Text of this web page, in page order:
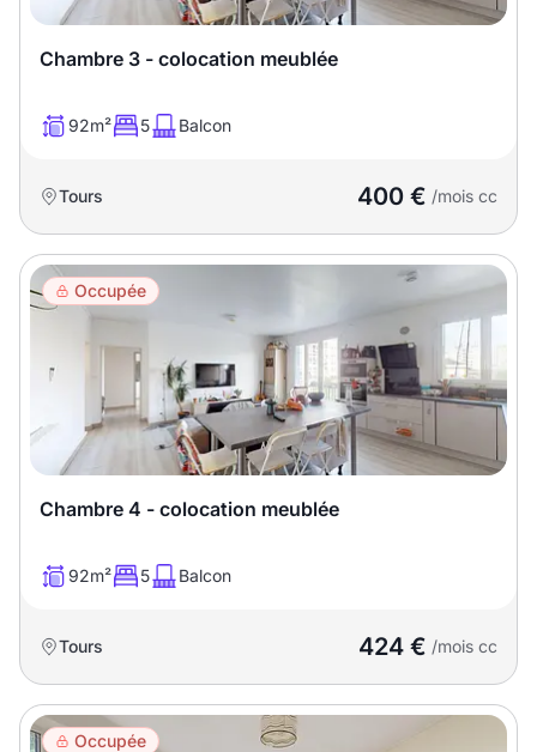
Chambre 3 - colocation meublée
92m² 5 Balcon
Tours 400 € /mois cc
Occupée
Chambre 4 - colocation meublée
92m² 5 Balcon
Tours 424 € /mois cc
Occupée